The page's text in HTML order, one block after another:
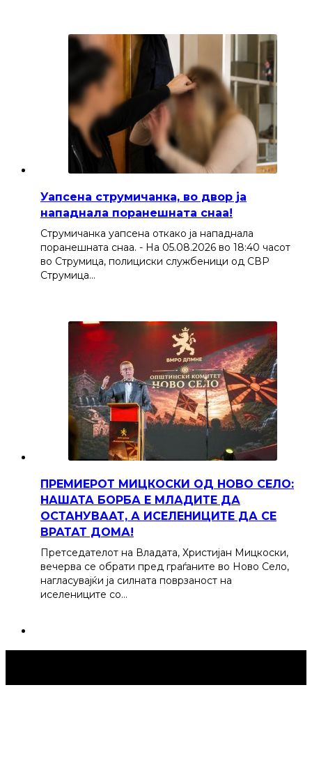
Уапсена струмичанка, во двор ја
нападнала поранешната снаа!
Струмичанка уапсена откако ја нападнала
поранешната снаа. - На 05.08.2026 во 18:40 часот
во Струмица, полициски службеници од СВР
Струмица…
ПРЕМИЕРОТ МИЦКОСКИ ОД НОВО СЕЛО:
НАШАТА БОРБА Е МЛАДИТЕ ДА
ОСТАНУВААТ, А ИСЕЛЕНИЦИТЕ ДА СЕ
ВРАТАТ ДОМА!
Претседателот на Владата, Христијан Мицкоски,
вечерва се обрати пред граѓаните во Ново Село,
нагласувајќи ја силната поврзаност на
иселениците со…